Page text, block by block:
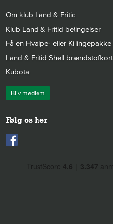
Om klub Land & Fritid
Klub Land & Fritid betingelser
Få en Hvalpe- eller Killingepakke
Land & Fritid Shell brændstofkort
Kubota
Bliv medlem
Følg os her